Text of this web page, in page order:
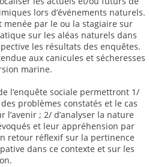
lors d’événements naturels.
menée par le ou la stagiaire sur
sur les aléas naturels dans
les résultats des enquêtes.
aux canicules et sécheresses
marine.
l’enquête sociale permettront 1/
problèmes constatés et le cas
; 2/ d’analyser la nature
et leur appréhension par
retour réflexif sur la pertinence
dans ce contexte et sur les